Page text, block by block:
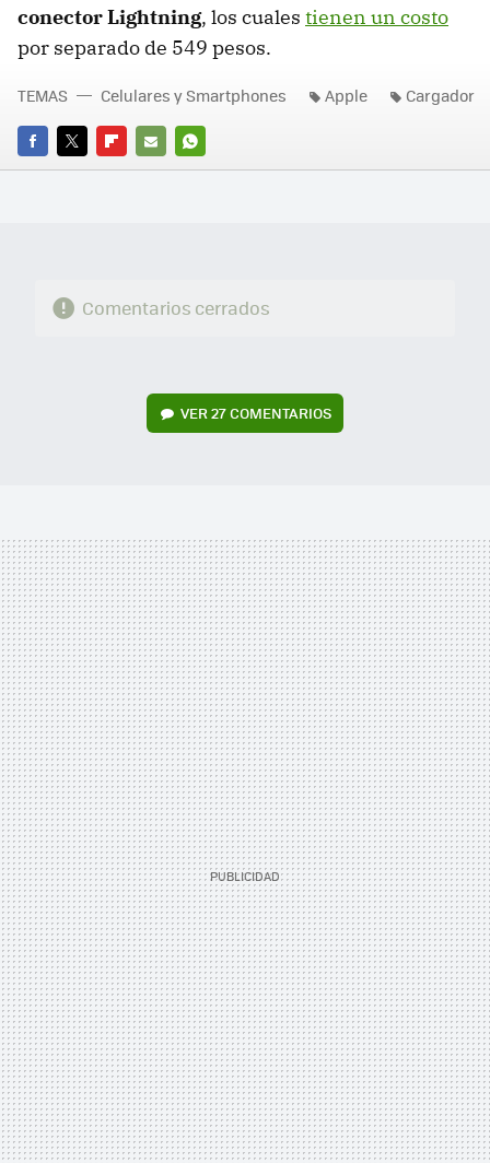
conector Lightning, los cuales tienen un costo
por separado de 549 pesos.
FACEBOOK
TWITTERFLIPBOARD
E-
WHATSAPP
TEMAS Celulares y Smartphones Apple Cargador
Comentarios cerrados
VER27 COMENTARIOS